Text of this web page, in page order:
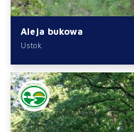
Aleja bukowa
Ustok